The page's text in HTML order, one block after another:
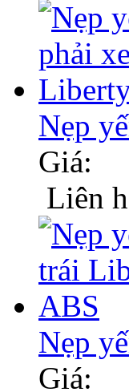
Nẹp
Giá:
Liên
Nẹp
Giá: